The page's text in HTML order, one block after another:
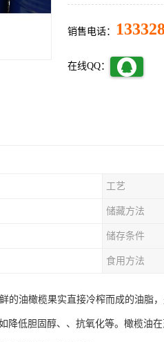
销售电话：
在线QQ：
工艺
储藏方法
储存条件
食用方法
的油橄榄果实直接冷榨而成的油脂
降低胆固醇、、抗氧化等。橄榄油